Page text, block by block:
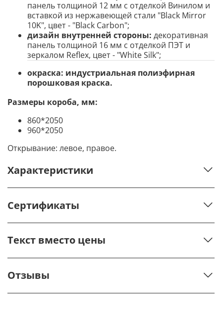
панель толщиной 12 мм с отделкой Винилом и
вставкой из нержавеющей стали "Black Mirror
10K", цвет - "Black Carbon";
дизайн внутренней стороны: декоративная
панель толщиной 16 мм с отделкой ПЭТ и
зеркалом Reflex, цвет - "White Silk";
окраска: индустриальная полиэфирная
порошковая краска.
Размеры короба, мм:
860*2050
960*2050
Открывание: левое, правое.
Характеристики
Сертификаты
Текст вместо цены
Отзывы